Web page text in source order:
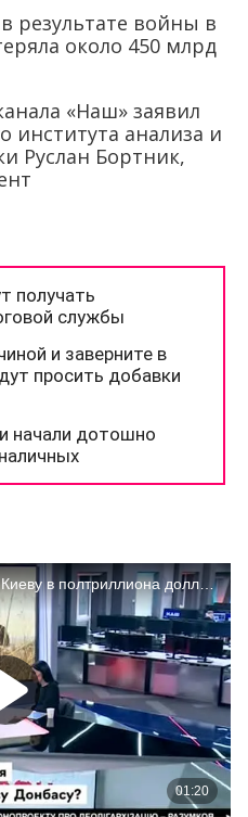
результате войны в
около 450 млрд
«Наш» заявил
института анализа и
Руслан Бортник,